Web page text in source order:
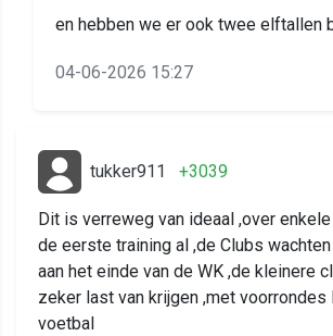
en hebben we er ook twee elftallen
04-06-2026 15:27
tukker911 +3039
Dit is verreweg van ideaal ,over
de eerste training al ,de Clubs
aan het einde van de WK ,de kleinere
zeker last van krijgen ,met voorrondes
voetbal